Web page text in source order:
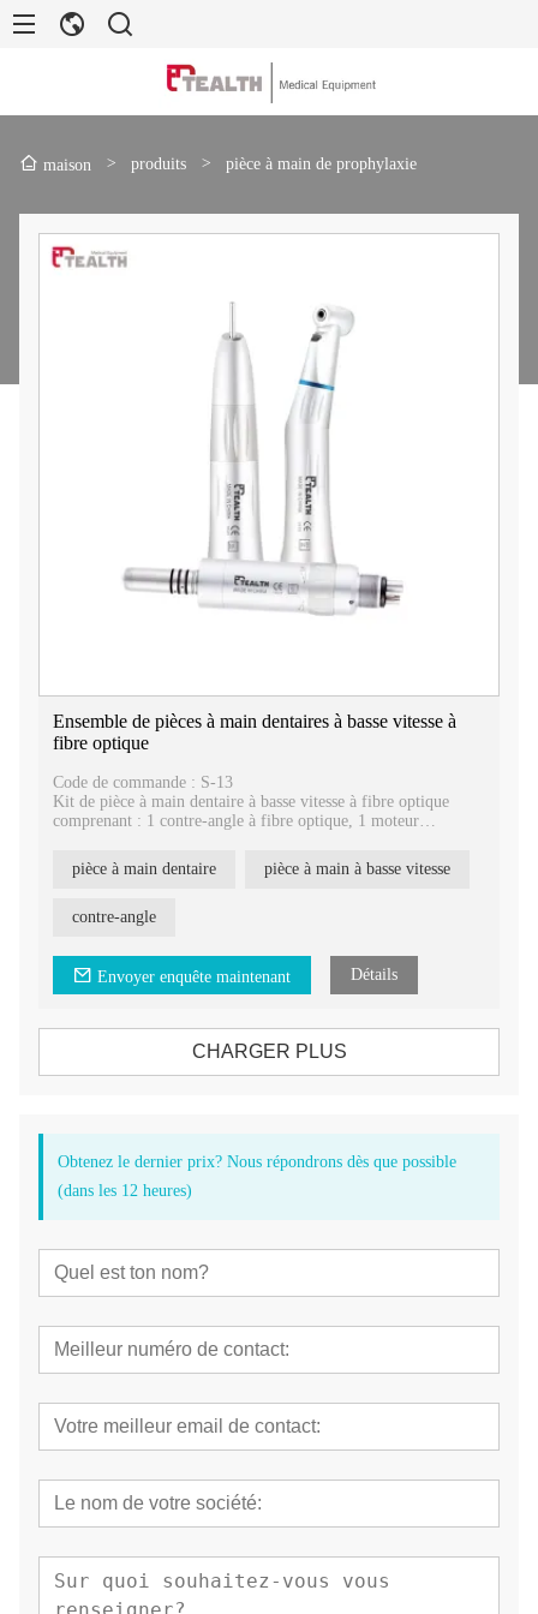
maison > produits > pièce à main de prophylaxie
Ensemble de pièces à main dentaires à basse vitesse à
fibre optique
Code de commande : S-13
Kit de pièce à main dentaire à basse vitesse à fibre optique
comprenant : 1 contre-angle à fibre optique, 1 moteur
optique
Spray d'irrigation interne, système de refroidissement parfait.
Tête de contre-angle échangeable, adaptée à la plupart des
pièce à main dentaire pièce à main à basse vitesse
contre-angle
Envoyer enquête maintenant Détails
CHARGER PLUS
Obtenez le dernier prix? Nous répondrons dès que possible
(dans les 12 heures)